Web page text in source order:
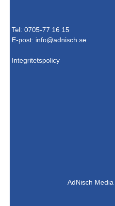
Tel: 0705-77 16 15
E-post: info@adnisch.se
Integritetspolicy
AdNisch